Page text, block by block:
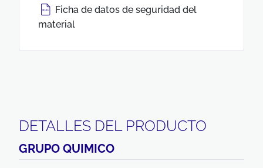
Ficha de datos de seguridad del
material
DETALLES DEL PRODUCTO
GRUPO QUIMICO